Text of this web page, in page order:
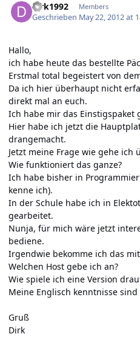
dirk1992 Members
Geschrieben May 22, 2012 at
Hallo,
ich habe heute das bestellte
Erstmal total begeistert von
Da ich hier überhaupt nicht
direkt mal an euch.
Ich habe mir das Einstigspaket
Hier habe ich jetzt die
drangemacht.
Jetzt meine Frage wie gehe ich
Wie funktioniert das ganze?
Ich habe bisher in
kenne ich).
In der Schule habe ich in
gearbeitet.
Nunja, für mich wäre jetzt
bediene.
Irgendwie bekomme ich das
Welchen Host gebe ich an?
Wie spiele ich eine Version
Meine Englisch kenntnisse
Gruß
Dirk